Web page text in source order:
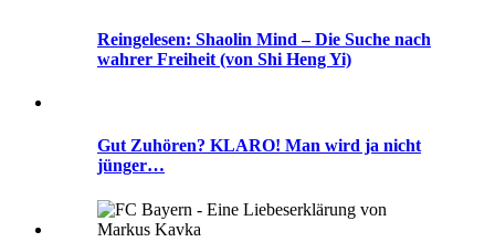
Reingelesen: Shaolin Mind – Die Suche nach
wahrer Freiheit (von Shi Heng Yi)
Gut Zuhören? KLARO! Man wird ja nicht
jünger…